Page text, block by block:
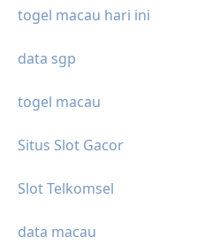
togel macau hari ini
data sgp
togel macau
Situs Slot Gacor
Slot Telkomsel
data macau